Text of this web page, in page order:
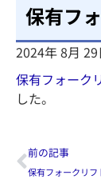
保有フ
2024年 8月 29
保有フォーク
した。
前の記事
保有フォークリフ